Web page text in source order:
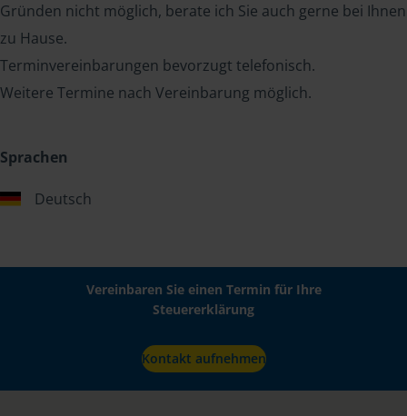
Gründen nicht möglich, berate ich Sie auch gerne bei Ihnen
zu Hause.
Terminvereinbarungen bevorzugt telefonisch.
Weitere Termine nach Vereinbarung möglich.
Sprachen
Deutsch
Vereinbaren Sie einen Termin für Ihre
Steuererklärung
Kontakt aufnehmen